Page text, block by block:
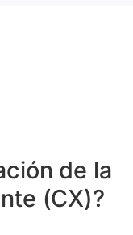
de la
(CX)?